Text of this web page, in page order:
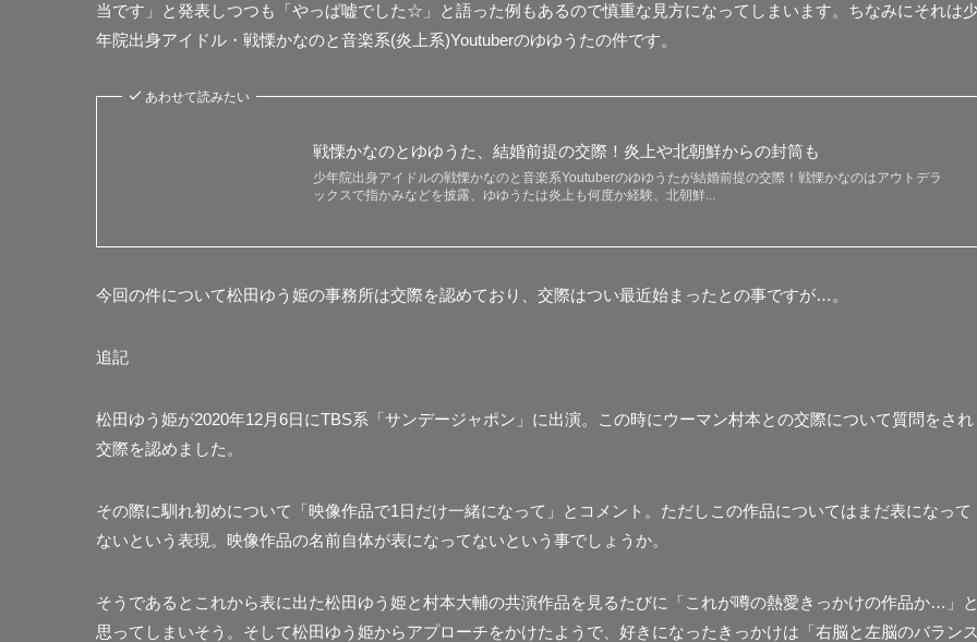
当です」と発表しつつも「やっぱ嘘でした☆」と語った例 もあるので慎重な見方になってしまいます。ちなみにそれは
年院出身アイドル・戦慄かなのと音楽系(炎上系)Youtuberのゆゆうたの件です。
あわせて読みたい
戦慄かなのとゆゆうた、結婚前提の交際！炎上や北朝鮮からの封筒も
少年院出身アイドルの戦慄かなのと音楽系Youtuberのゆゆうたが結婚前提の交際！戦慄かなのはアウトデラ
ックスで指かみなどを披露、ゆゆうたは炎上も何度か経験、北朝鮮...
今回の件について松田ゆう姫の事務所は交際を認めており、交際はつい最近始まったとの事ですが…。
追記
松田ゆう姫が2020年12月6日にTBS系「サンデージャポン」に出演。この時にウーマン村本との交際について質問をされ
交際を認めました。
その際に馴れ初めについて「映像作品で1日だけ一緒になって」とコメント。ただしこの作品についてはまだ表になって
ないという表現。映像作品の名前自体が表になってないという事でしょうか。
そうであるとこれから表に出た松田ゆう姫と村本大輔の共演作品を見るたびに「これが噂の熱愛きっかけの作品か…」と
思ってしまいそう。そして松田ゆう姫からアプローチをかけたようで、好きになったきっかけは 「右脳と左脳のバランス